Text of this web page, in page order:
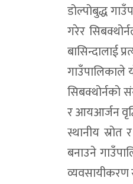
डोल्पोबुद्ध
गरेर
बासिन्दालाई
गाउँपालिकाले
सिबक्थोर्नको
र आयआर्जन
स्थानीय
बनाउने
व्यवसायीकरण